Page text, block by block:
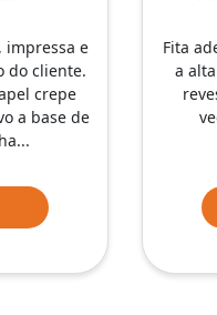
impressa e
do cliente.
crepe
a base de
Fita
a